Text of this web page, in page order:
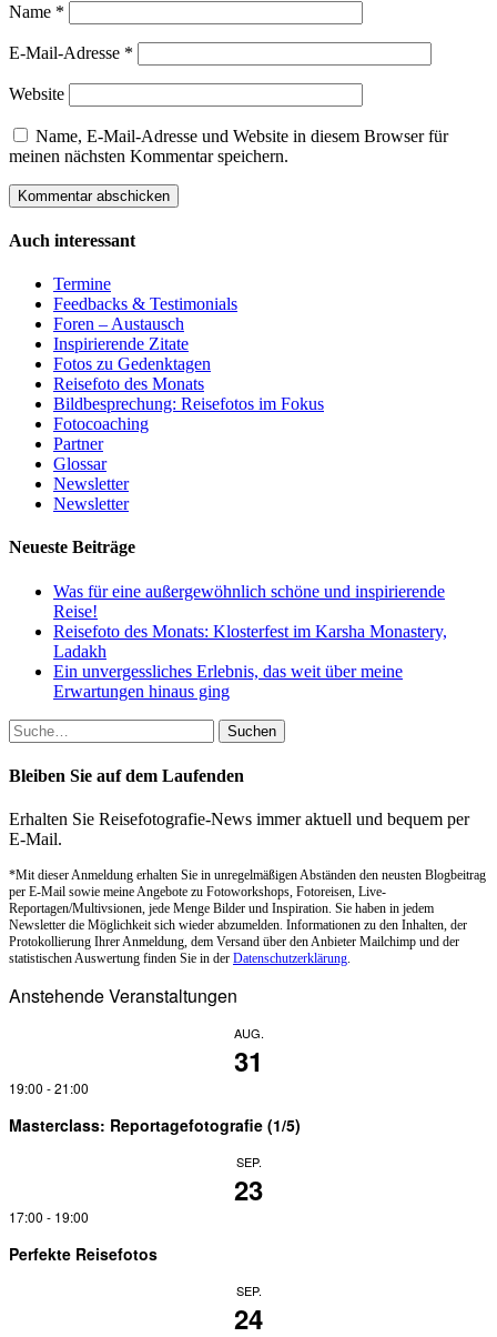
Name *
E-Mail-Adresse *
Website
Name, E-Mail-Adresse und Website in diesem Browser für
meinen nächsten Kommentar speichern.
Auch interessant
Termine
Feedbacks & Testimonials
Foren – Austausch
Inspirierende Zitate
Fotos zu Gedenktagen
Reisefoto des Monats
Bildbesprechung: Reisefotos im Fokus
Fotocoaching
Partner
Glossar
Newsletter
Newsletter
Neueste Beiträge
Was für eine außergewöhnlich schöne und inspirierende
Reise!
Reisefoto des Monats: Klosterfest im Karsha Monastery,
Ladakh
Ein unvergessliches Erlebnis, das weit über meine
Erwartungen hinaus ging
Suche
nach:
Bleiben Sie auf dem Laufenden
Erhalten Sie Reisefotografie-News immer aktuell und bequem per
E-Mail.
*Mit dieser Anmeldung erhalten Sie in unregelmäßigen Abständen den neusten Blogbeitrag
per E-Mail sowie meine Angebote zu Fotoworkshops, Fotoreisen, Live-
Reportagen/Multivsionen, jede Menge Bilder und Inspiration. Sie haben in jedem
Newsletter die Möglichkeit sich wieder abzumelden. Informationen zu den Inhalten, der
Protokollierung Ihrer Anmeldung, dem Versand über den Anbieter Mailchimp und der
statistischen Auswertung finden Sie in der Datenschutzerklärung.
Anstehende Veranstaltungen
AUG.
31
19:00 -21:00
Masterclass: Reportagefotografie (1/5)
SEP.
23
17:00 - 19:00
Perfekte Reisefotos
SEP.
24